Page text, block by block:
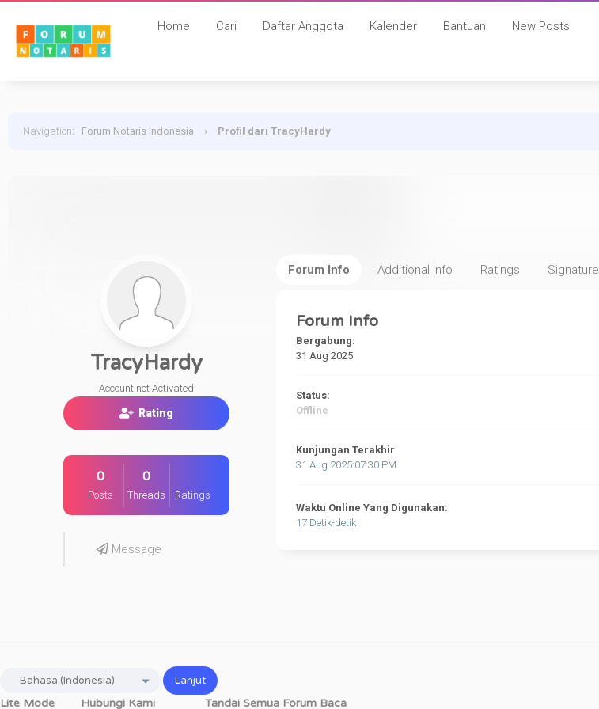
Home Cari Daftar Anggota Kalender Bantuan New Posts
Navigation: Forum Notaris Indonesia › Profil dari TracyHardy
TracyHardy
Account not Activated
Rating
0
Posts
0
Threads Ratings
Message
Forum Info Additional Info Ratings Signature
Forum Info
Bergabung:
31 Aug 2025
Status:
Offline
Kunjungan Terakhir
31 Aug 2025:07:30 PM
Waktu Online Yang Digunakan:
17 Detik-detik
Lite Mode Hubungi Kami Tandai Semua Forum Baca